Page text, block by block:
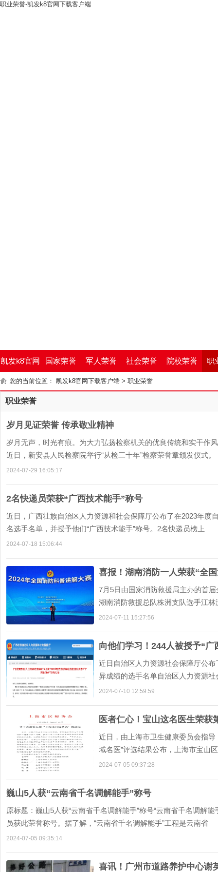
职业荣誉-凯发k8官网下载客户端
凯发k8官网
下载客户端
国家荣誉 军人荣誉 社会荣誉 院校荣誉 职
您的当前位置： 凯发k8官网下载客户端 > 职业荣誉
职业荣誉
岁月见证荣誉 传承敬业精神
岁月无声，时光有痕。为大力弘扬检察机关的优良传统和实干作
近日，新安县人民检察院举行“从检三十年”检察荣誉章颁发仪
2024-07-29 16:05:17
2名快递员荣获“广西技术能手”称号
近日，广西壮族自治区人力资源和社会保障厅公布了在2023年度
名选手名单，并授予他们“广西技术能手”称号。2名快递员榜上
2024-07-18 15:06:44
喜报！湖南消防一人荣获“全
7月5日由国家消防救援局主办的首
湖南消防救援总队株洲支队选手江
大赛以“科技赋能
2024-07-11 15:27:56
向他们学习！244人被授予“广
近日自治区人力资源社会保障厅公
异成绩的选手名单自治区人力资源
术能手”称号
2024-07-10 12:59:59
医者仁心！宝山这名医生荣
近日，由上海市卫生健康委员会指
域名医”评选结果公布，上海市宝山
有名！姓名：吴曙辉耳
2024-07-05 09:37:28
巍山5人获“云南省千名调解能手”称号
原标题：巍山5人获“云南省千名调解能手”称号“云南省千名调解
员获此荣誉称号。据了解，“云南省千名调解能手”工程是云南省
2024-07-05 09:35:14
喜讯！广州市道路养护中心谢